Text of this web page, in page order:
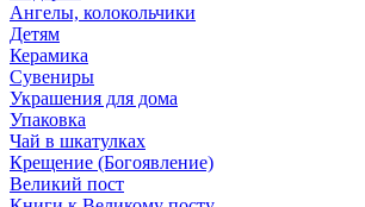
Ангелы, колокольчики
Детям
Керамика
Сувениры
Украшения для дома
Упаковка
Чай в шкатулках
Крещение (Богоявление)
Великий пост